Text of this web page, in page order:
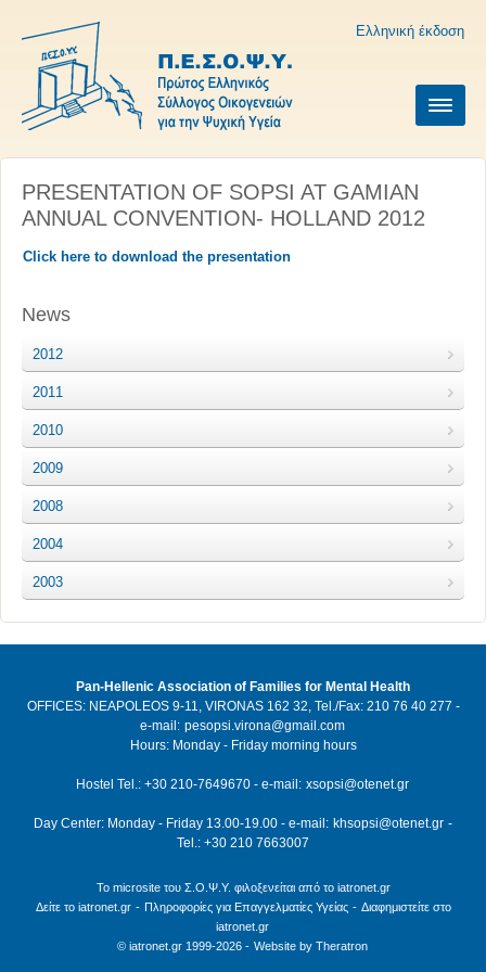
Ελληνική έκδοση
PRESENTATION OF SOPSI AT GAMIAN
ANNUAL CONVENTION- HOLLAND 2012
Click here to download the presentation
News
2012
2011
2010
2009
2008
2004
2003
Pan-Hellenic Association of Families for Mental Health
OFFICES: NEAPOLEOS 9-11, VIRONAS 162 32, Tel./Fax: 210 76 40 277 -
e-mail: pesopsi.virona@gmail.com
Hours: Monday - Friday morning hours
Hostel Tel.: +30 210-7649670 - e-mail: xsopsi@otenet.gr
Day Center: Monday - Friday 13.00-19.00 - e-mail: khsopsi@otenet.gr -
Tel.: +30 210 7663007
Το microsite του Σ.Ο.Ψ.Υ. φιλοξενείται από το iatronet.gr
Δείτε το iatronet.gr - Πληροφορίες για Επαγγελματίες Υγείας - Διαφημιστείτε στο
iatronet.gr
© iatronet.gr 1999-2026 - Website by Theratron